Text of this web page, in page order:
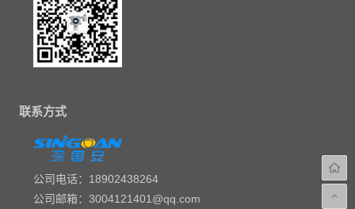
联系方式
公司电话：18902438264
公司邮箱：3004121401@qq.com